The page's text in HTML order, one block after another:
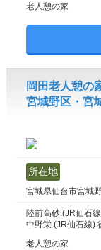
老人憩の家
岡田老人憩の
宮城野区・宮
所在地
宮城県仙台市宮城
陸前高砂 (JR仙石
中野栄 (JR仙石線)
老人憩の家